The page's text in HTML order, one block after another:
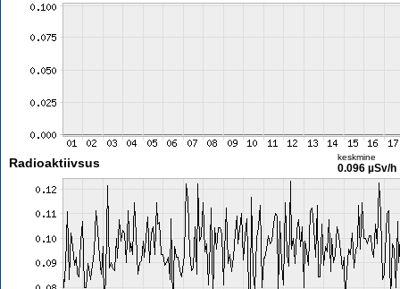
Radioaktiivsus keskmine
0.096 µSv/h